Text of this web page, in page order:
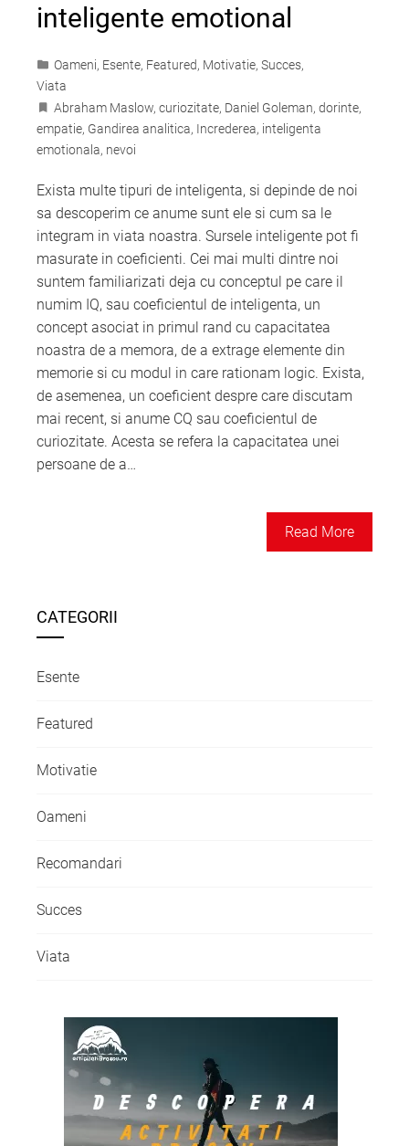
inteligente emotional
Oameni, Esente, Featured, Motivatie, Succes,
Viata
Abraham Maslow, curiozitate, Daniel Goleman, dorinte,
empatie, Gandirea analitica, Increderea, inteligenta
emotionala, nevoi
Exista multe tipuri de inteligenta, si depinde de noi
sa descoperim ce anume sunt ele si cum sa le
integram in viata noastra. Sursele inteligente pot fi
masurate in coeficienti. Cei mai multi dintre noi
suntem familiarizati deja cu conceptul pe care il
numim IQ, sau coeficientul de inteligenta, un
concept asociat in primul rand cu capacitatea
noastra de a memora, de a extrage elemente din
memorie si cu modul in care rationam logic. Exista,
de asemenea, un coeficient despre care discutam
mai recent, si anume CQ sau coeficientul de
curiozitate. Acesta se refera la capacitatea unei
persoane de a…
Read More
CATEGORII
Esente
Featured
Motivatie
Oameni
Recomandari
Succes
Viata